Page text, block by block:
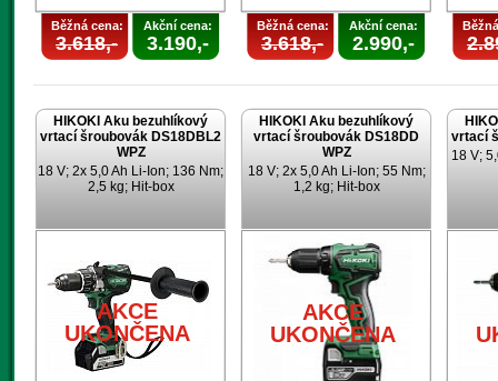
Běžná cena:
3.618,-
Akční cena:
3.190,-
Běžná cena:
3.618,-
Akční cena:
2.990,-
HIKOKI Aku bezuhlíkový
vrtací šroubovák DS18DBL2
WPZ
18 V; 2x 5,0 Ah Li-Ion; 136 Nm;
2,5 kg; Hit-box
AKCE
UKONČENA
HIKOKI Aku bezuhlíkový
vrtací šroubovák DS18DD
WPZ
18 V; 2x 5,0 Ah Li-Ion; 55 Nm;
1,2 kg; Hit-box
AKCE
UKONČENA
vrtací
18 V;